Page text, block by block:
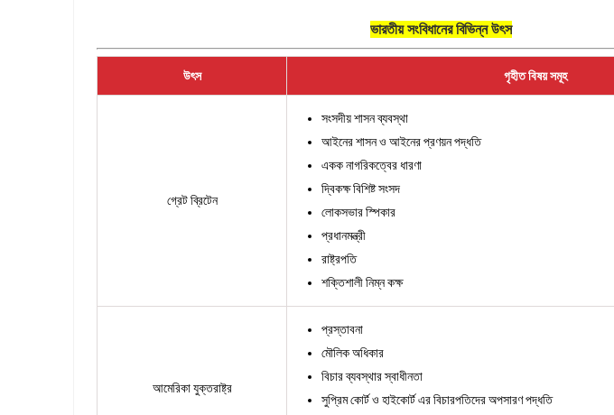
ভারতীয় সংবিধানের বিভিন্ন উৎস
উৎস গৃহীত বিষয় সমূহ
গ্রেট ব্রিটেন
সংসদীয় শাসন ব্যবস্থা
আইনের শাসন ও আইনের প্রণয়ন পদ্ধতি
একক নাগরিকত্বের ধারণা
দ্বিকক্ষ বিশিষ্ট সংসদ
লোকসভার স্পিকার
প্রধানমন্ত্রী
রাষ্ট্রপতি
শক্তিশালী নিম্ন কক্ষ
আমেরিকা যুক্তরাষ্ট্র
প্রস্তাবনা
মৌলিক অধিকার
বিচার ব্যবস্থার স্বাধীনতা
সুপ্রিম কোর্ট ও হাইকোর্ট এর বিচারপতিদের অপসারণ পদ্ধতি